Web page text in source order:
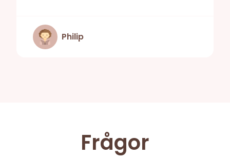
Philip
Frågor